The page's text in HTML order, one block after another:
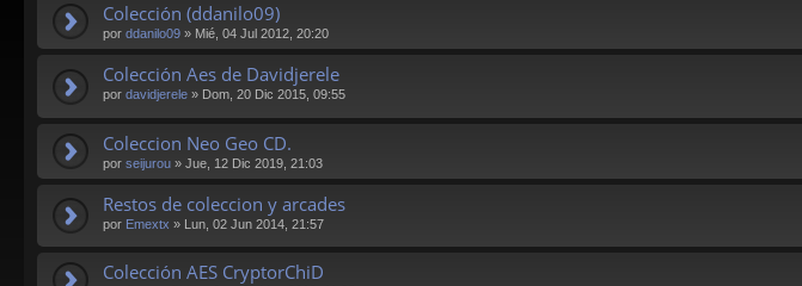
Colección (ddanilo09)
por ddanilo09 » Mié, 04 Jul 2012, 20:20
Colección Aes de Davidjerele
por davidjerele » Dom, 20 Dic 2015, 09:55
Coleccion Neo Geo CD.
por seijurou » Jue, 12 Dic 2019, 21:03
Restos de coleccion y arcades
por Emextx » Lun, 02 Jun 2014, 21:57
Colección AES CryptorChiD